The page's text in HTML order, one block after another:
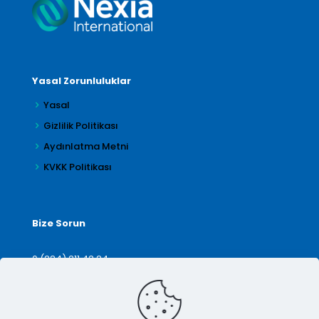
Yasal Zorunluluklar
Yasal
Gizlilik Politikası
Aydınlatma Metni
KVKK Politikası
Bize Sorun
0 (224) 211 42 24